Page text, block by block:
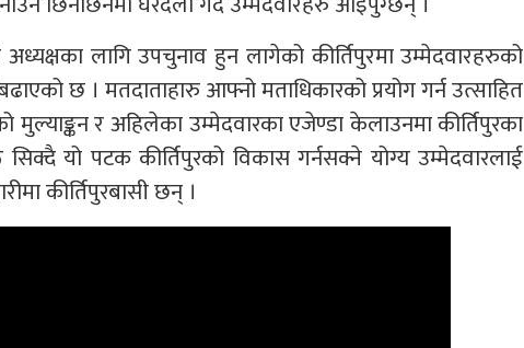
लागि उपचुनाव हुन लागेको कीर्तिपुरमा उम्मेदवारहरुको
छ । मतदाताहारु आफ्नो मताधिकारको प्रयोग गर्न उत्साहित
र अहिलेका उम्मेदवारका एजेण्डा केलाउनमा कीर्तिपुरका
यो पटक कीर्तिपुरको विकास गर्नसक्ने योग्य उम्मेदवारलाई
कीर्तिपुरबासी छन् ।